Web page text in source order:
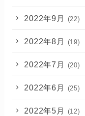
2022年9月 (22)
2022年8月 (19)
2022年7月 (20)
2022年6月 (25)
2022年5月 (12)